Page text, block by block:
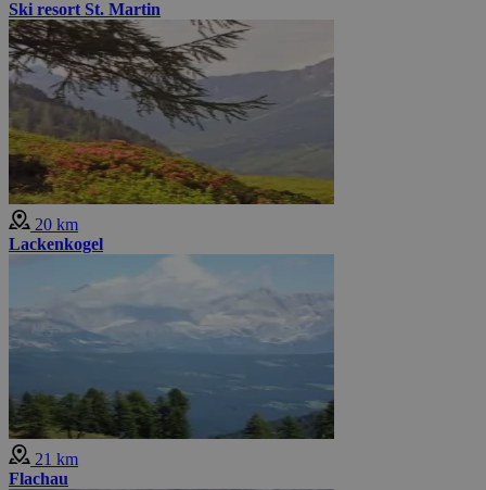
Ski resort St. Martin
20 km
Lackenkogel
21 km
Flachau